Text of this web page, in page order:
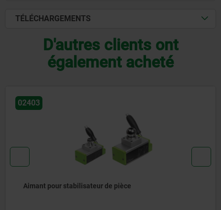
TÉLÉCHARGEMENTS
D'autres clients ont
également acheté
Inserts